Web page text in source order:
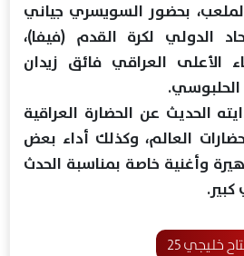
بحضور السويسري جياني
الدولي لكرة القدم (فيفا)،
الأعلى العراقي فائق زيدان
الحلبوسي.
الحديث عن الحضارة العراقية
العالم، وكذلك أداء بعض
وأغنية خاصة بمناسبة الحدث
خليجي 25